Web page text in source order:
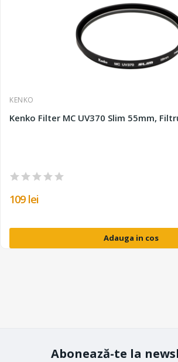
KENKO
Kenko Filter MC UV370 Slim 55mm,
109 lei
Adauga in cos
Abonează-te la